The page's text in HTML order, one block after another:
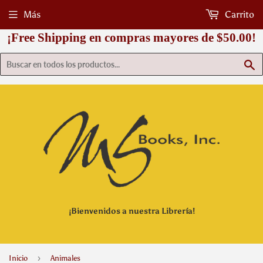
¡Free Shipping en compras mayores de $50.00!
¡Bienvenidos a nuestra Librería!
Más Carrito
Inicio › Animales